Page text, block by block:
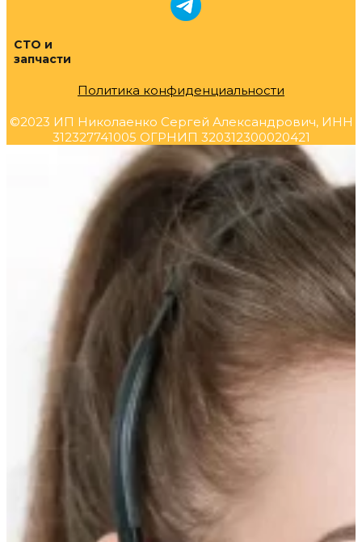
СТО и
запчасти
Политика конфиденциальности
©2023 ИП Николаенко Сергей Александрович, ИНН
312327741005 ОГРНИП 320312300020421